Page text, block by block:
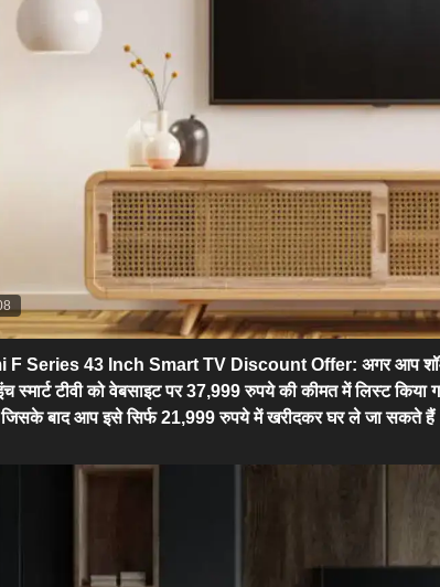
F Series 43 Inch Smart TV Discount Offer: अगर आप
स्मार्ट टीवी को वेबसाइट पर 37,999 रुपये की कीमत में लिस्ट
जिसके बाद आप इसे सिर्फ 21,999 रुपये में खरीदकर घर ले जा सकते